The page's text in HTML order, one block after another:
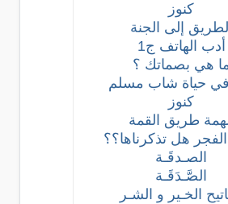
كنوز
الطريق إلى الجنة
أدب الهاتف ج1
هي بصماتك ؟
حياة شاب مسلم
كنوز
طريق القمة
هل تذكرناها؟؟
الصـدقَـة
الصَّـدَقَـة
الخـير و الشـر